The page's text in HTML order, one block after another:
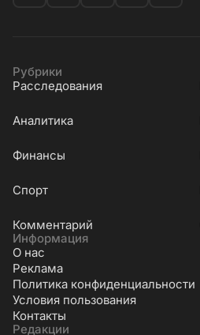
Рубрики
Расследования
Аналитика
Финансы
Cпорт
Комментарий
Информация
О нас
Реклама
Политика конфиденциальности
Условия пользования
Контакты
Редакции